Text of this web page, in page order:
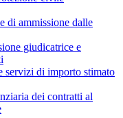
di ammissione dalle
giudicatrice e
servizi di importo stimato
dei contratti al